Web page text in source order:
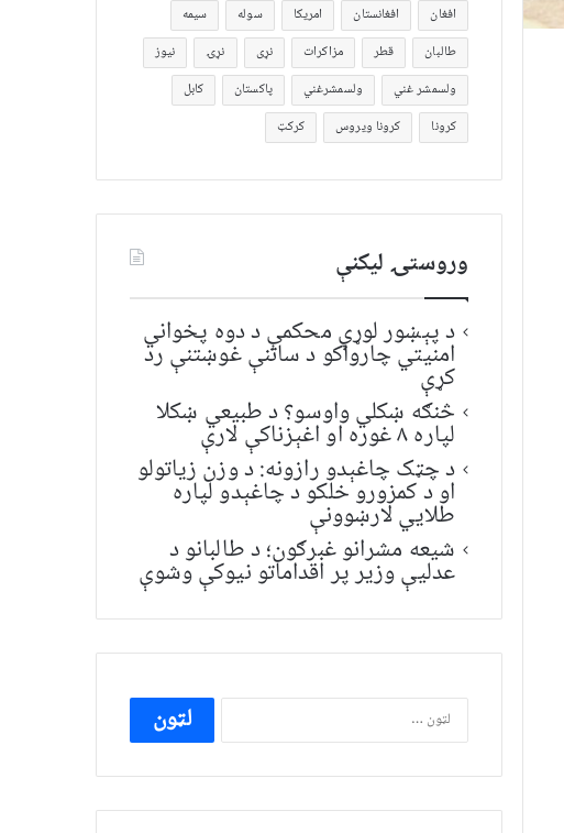
افغان افغانستان امریکا سوله
سیمه
طالبان
قطر مزاکرات نړی نړۍ
نیوز
ولسمشر غني
ولسمشرغني پاکستان
کابل
کرونا
کرونا ویروس کرکټ
وروستۍ ليکنې
د پېښور لوړې محکمې د دوه پخواني
امنیتي چارواکو د ساتنې غوښتنې رد
کړې
څنګه ښکلي واوسو؟ د طبیعي ښکلا
لپاره ۸ غوره او اغېزناکې لارې
د چټک چاغېدو رازونه: د وزن زیاتولو
او د کمزورو خلکو د چاغېدو لپاره
طلایي لارښوونې
شیعه مشرانو غبرګون؛ د طالبانو د
عدلیې وزیر پر اقداماتو نیوکې وشوې
ددی
لپاره
لټون: